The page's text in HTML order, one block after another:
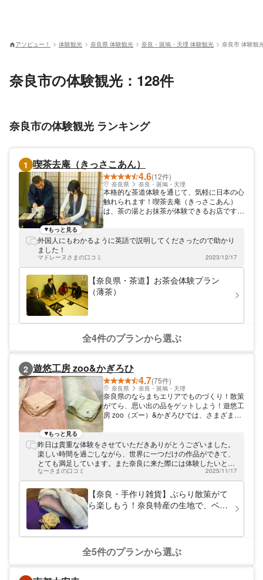
アソビュー！ 体験観光 奈良県 体験観光 奈良・斑鳩・天理 体験観光 奈良市 体験観
奈良市の体験観光：128件
奈良市の体験観光 ランキング
1 喫茶去庵（きっさこあん）
4.6(12件)
奈良県 奈良・斑鳩・天理
本格的な茶道体験を通じて、気軽に日本の心
触れられます！喫茶去庵（きっさこあん）
は、茶の湯とお抹茶が体験できるお店です。
がおすすめ。英語で説明ができますので、外
ております。初めての方にも丁寧に指導いた
しますので、気軽にお茶の世界を味わいにお
越しください。
もっと見る
外国人にもわかるように英語で説明してくださったので助かり
ました！
マドレーヌさまの口コミ 2023/12/17
【奈良県・茶道】お茶会体験プラン
（薄茶）
全4件のプランから選ぶ
2 遊悠工房 zoo&かぎろひ
4.7(75件)
奈良県 奈良・斑鳩・天理
奈良県のならまちエリアでものづくり！散策
がてら、思い出の品をゲットしよう！遊悠工
房 zoo（ズー）&かぎろひでは、さまざまな
を中心に、古い町家が並ぶエリアです。そん
な「ならまち」エリアにある当手作り工房。
「ぶらり散策がてら気軽にものづくりが楽し
める！」と、多くの方にご好評いただいてお
ります。制作時間は30分～1時間。ご家族や
お友達同士で参加して、奈良観光の記念を残
してみませんか？
もっと見る
昨日は貴重な体験をさせていただきありがとうございました。
楽しい時間を過ごしながら、世界に一つだけの作品ができて、
とても満足しています。また奈良に来た際には体験したいと思
います！
なーさまの口コミ 2025/11/17
【奈良・手作り雑貨】ぶらり散策がて
ら楽しもう！奈良特産の生地で、ベン
全5件のプランから選ぶ